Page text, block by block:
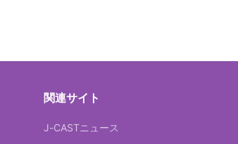
関連サイト
J-CASTニュース